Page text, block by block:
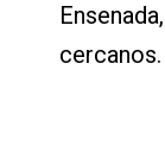
cercanos.